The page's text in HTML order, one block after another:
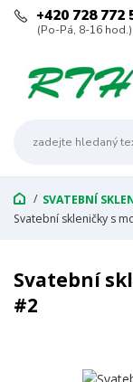
+420 728 772
(Po-Pá, 8-16 hod.)
SVATEBNÍ
Svatební skleničky s
Svatební
#2